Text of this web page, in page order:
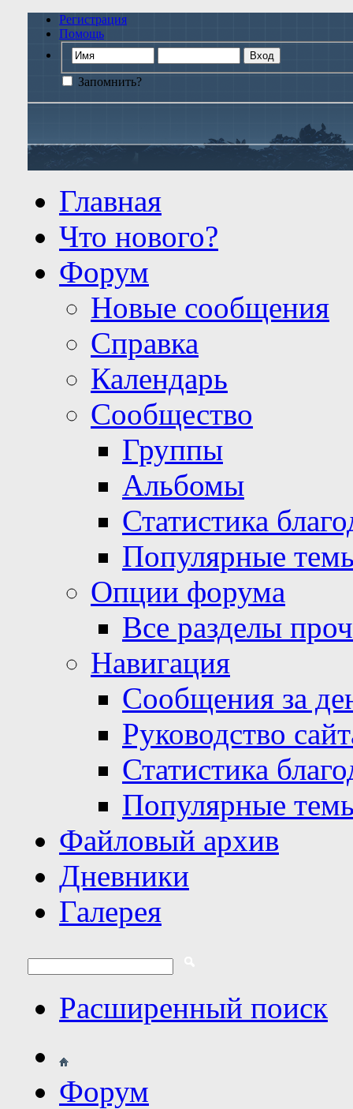
Регистрация
Помощь
Запомнить?
Главная
Что нового?
Форум
Новые сообщения
Справка
Календарь
Сообщество
Группы
Альбомы
Статистика
Популярные
Опции форума
Все разделы
Навигация
Сообщения за
Руководство
Статистика
Популярные
Файловый архив
Дневники
Галерея
Расширенный поиск
Форум